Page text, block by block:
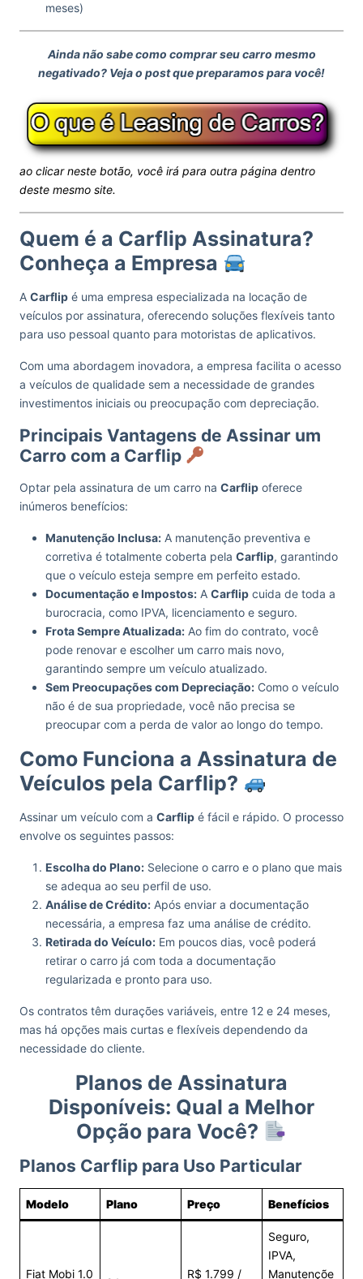
meses)
Ainda não sabe como comprar seu carro mesmo
negativado? Veja o post que preparamos para você!
ao clicar neste botão, você irá para outra página dentro
deste mesmo site.
Quem é a Carflip Assinatura?
Conheça a Empresa
A Carflip é uma empresa especializada na locação de
veículos por assinatura, oferecendo soluções flexíveis tanto
para uso pessoal quanto para motoristas de aplicativos.
Com uma abordagem inovadora, a empresa facilita o acesso
a veículos de qualidade sem a necessidade de grandes
investimentos iniciais ou preocupação com depreciação.
Principais Vantagens de Assinar um
Carro com a Carflip
Optar pela assinatura de um carro na Carflip oferece
inúmeros benefícios:
Manutenção Inclusa: A manutenção preventiva e
corretiva é totalmente coberta pela Carflip, garantindo
que o veículo esteja sempre em perfeito estado.
Documentação e Impostos: A Carflip cuida de toda a
burocracia, como IPVA, licenciamento e seguro.
Frota Sempre Atualizada: Ao fim do contrato, você
pode renovar e escolher um carro mais novo,
garantindo sempre um veículo atualizado.
Sem Preocupações com Depreciação: Como o veículo
não é de sua propriedade, você não precisa se
preocupar com a perda de valor ao longo do tempo.
Como Funciona a Assinatura de
Veículos pela Carflip?
Assinar um veículo com a Carflip é fácil e rápido. O processo
envolve os seguintes passos:
Escolha do Plano: Selecione o carro e o plano que mais
se adequa ao seu perfil de uso.
Análise de Crédito: Após enviar a documentação
necessária, a empresa faz uma análise de crédito.
Retirada do Veículo: Em poucos dias, você poderá
retirar o carro já com toda a documentação
regularizada e pronto para uso.
Os contratos têm durações variáveis, entre 12 e 24 meses,
mas há opções mais curtas e flexíveis dependendo da
necessidade do cliente.
Planos de Assinatura
Disponíveis: Qual a Melhor
Opção para Você?
Planos Carflip para Uso Particular
Modelo Plano Preço Benefícios
Fiat Mobi 1.0 R$ 1.799 /
Seguro,
IPVA,
Manutençõe